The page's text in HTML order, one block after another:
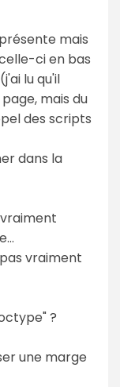
mais
ci en bas
lu qu'il
mais du
des scripts
dans la
vraiment
?
une marge